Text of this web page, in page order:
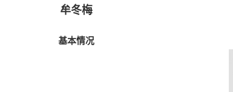
牟冬梅
基本情况